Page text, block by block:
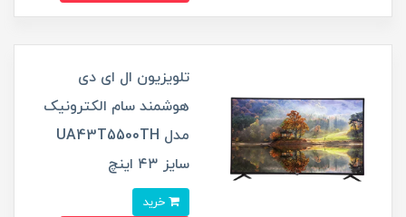
تلویزیون ال ای دی
هوشمند سام الکترونیک
مدل UA43T5500TH
سایز ۴۳ اینچ